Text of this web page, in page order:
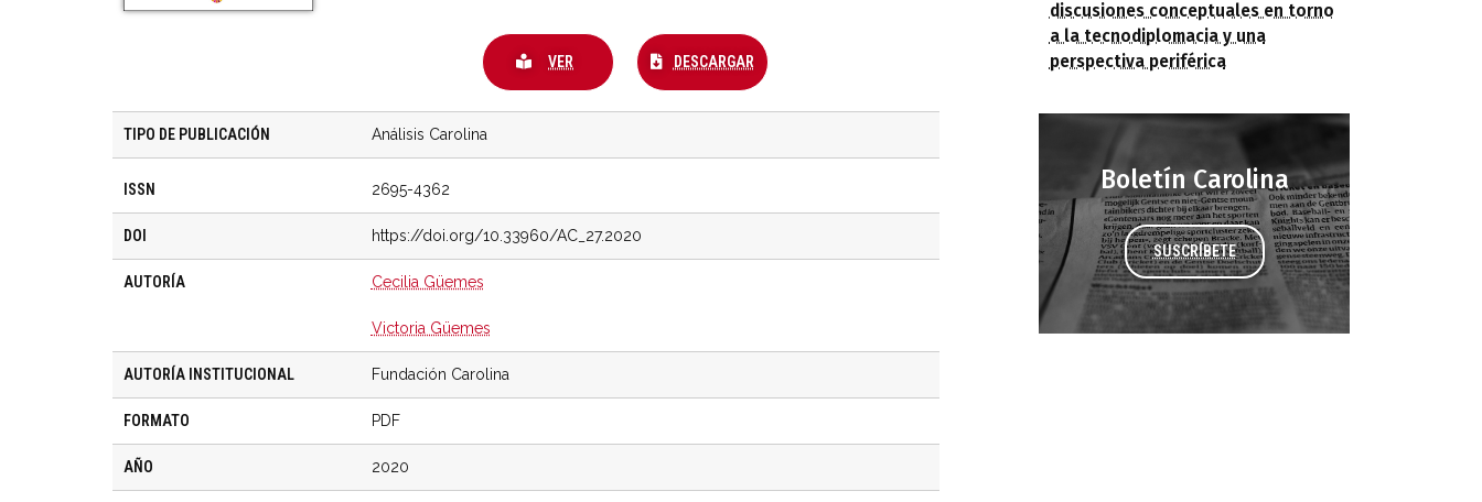
VER DESCARGAR
TIPO DE PUBLICACIÓN Análisis Carolina
ISSN 2695-4362
DOI https://doi.org/10.33960/AC_27.2020
AUTORÍA Cecilia Güemes
Victoria Güemes
AUTORÍA INSTITUCIONAL Fundación Carolina
FORMATO PDF
AÑO 2020
discusiones conceptuales en torno
a la tecnodiplomacia y una
perspectiva periférica
Boletín Carolina
SUSCRÍBETE